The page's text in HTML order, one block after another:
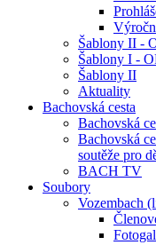
Šablony II -
Šablony I -
Šablony II
Aktuality
Bachovská cesta
Bachovská
Bachovská
soutěže pro
BACH TV
Soubory
Vozembach